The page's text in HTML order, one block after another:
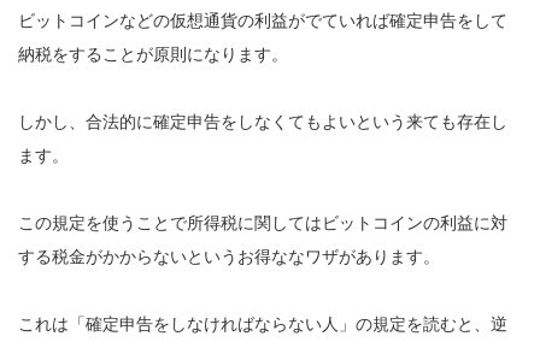
ビットコインなどの仮想通貨の利益がでていれば確定申告をして
納税をすることが原則になります。
しかし、合法的に確定申告をしなくてもよいという来ても存在し
ます。
この規定を使うことで所得税に関してはビットコインの利益に対
する税金がかからないというお得ななワザがあります。
これは「確定申告をしなければならない人」の規定を読むと、逆